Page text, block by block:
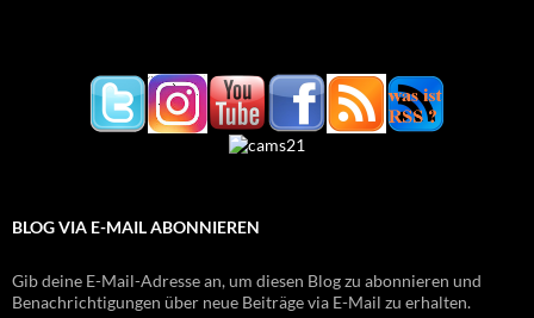
BLOG VIA E-MAIL ABONNIEREN
Gib deine E-Mail-Adresse an, um diesen Blog zu abonnieren und
Benachrichtigungen über neue Beiträge via E-Mail zu erhalten.